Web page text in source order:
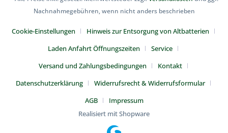
Nachnahmegebühren, wenn nicht anders beschrieben
Cookie-Einstellungen
Hinweis zur Entsorgung von Altbatterien
Laden Anfahrt Öffnungszeiten
Service
Versand und Zahlungsbedingungen
Kontakt
Datenschutzerklärung
Widerrufsrecht & Widerrufsformular
AGB
Impressum
Realisiert mit Shopware